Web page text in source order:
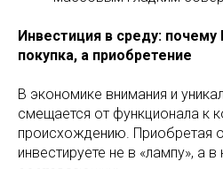
Инвестиция в среду: почему
покупка, а приобретение
В экономике внимания и
смещается от функционала к
происхождению. Приобретая
инвестируете не в «лампу», а